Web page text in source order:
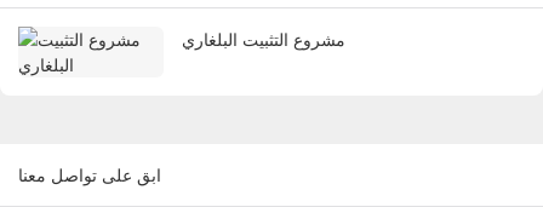
مشروع التثبيت البلغاري
ابق على تواصل معنا